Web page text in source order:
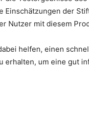
Einschätzungen der
Nutzer mit diesem
helfen, einen
erhalten, um eine gut